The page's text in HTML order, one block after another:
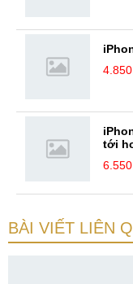
tới
BÀI VIẾT LIÊN